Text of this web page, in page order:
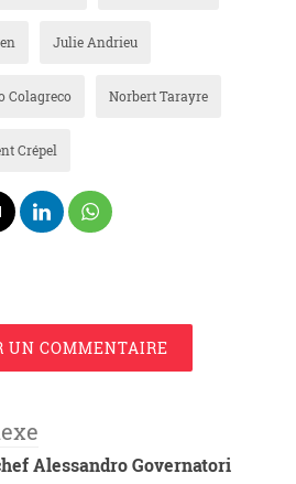
Julie Andrieu
Colagreco Norbert Tarayre
Crépel
UN COMMENTAIRE
Alessandro Governatori